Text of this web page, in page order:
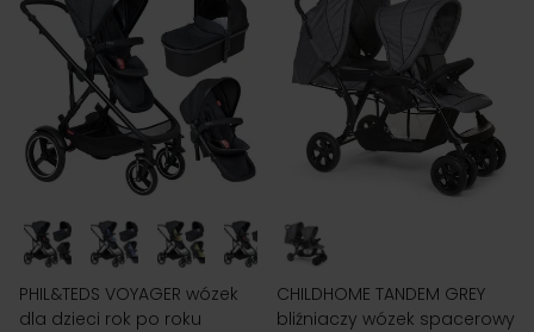
PHIL&TEDS VOYAGER wózek
dla dzieci rok po roku
CHILDHOME TANDEM GREY
bliźniaczy wózek spacerowy